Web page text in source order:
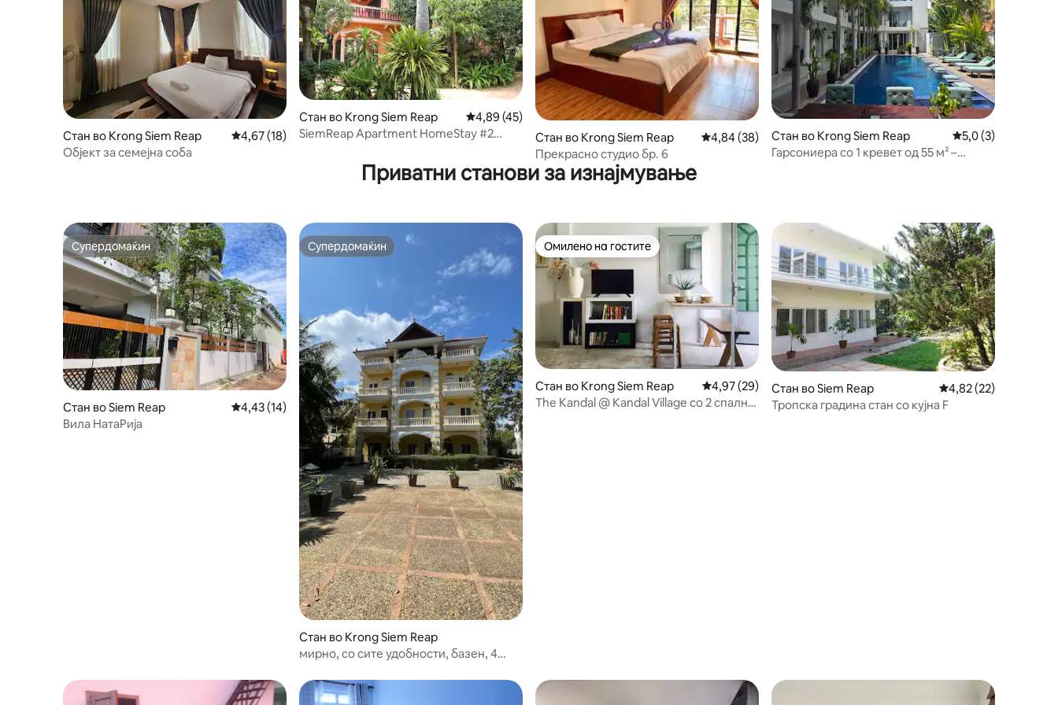
Стан во Krong Siem Reap Просечна оцена: 4,67 од 5, 18 рецензии
4,67 (18)
Објект за семејна соба
Стан во Krong Siem Reap Просечна оцена: 4,89 од 5, 45 рецензии
4,89 (45)
SiemReap Apartment HomeStay #2
Стан во Krong Siem Reap Просечна оцена: 4,84 од 5, 38 рецензии
4,84 (38)
Прекрасно студио бр. 6
Стан во Krong Siem Reap Просечна оцена:
5,0 (3)
Гарсониера со 1 кревет од 55 м² –
Приватни станови за изнајмување
Супердомаќин
Супердомаќин
Стан во Siem Reap Просечна оцена: 4,43 од 5, 14 рецензии
4,43 (14)
Вила НатаРија
Супердомаќин
Супердомаќин
Стан во Krong Siem Reap
мирно, со сите удобности, базен, 4
Омилено на гостите
Омилено на гостите
Стан во Krong Siem Reap Просечна оцена: 4,97 од 5, 29 рецензии
4,97 (29)
The Kandal @ Kandal Village со 2 спални
Стан во Siem Reap Просечна оцена:
4,82 (22)
Тропска градина стан со кујна F